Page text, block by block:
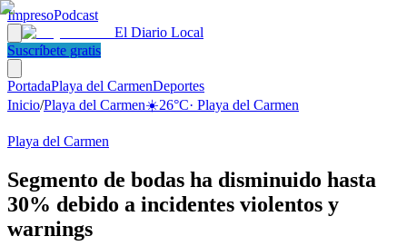
ImpresoPodcast
El Diario Local
Suscríbete gratis
PortadaPlaya del CarmenDeportes
Inicio/Playa del Carmen☀️26°C· Playa del Carmen
Playa del Carmen
Segmento de bodas ha disminuido hasta
30% debido a incidentes violentos y
warnings